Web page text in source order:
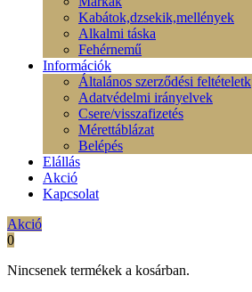
Kabátok,dzsekik,mellények
Alkalmi táska
Fehérnemű
Információk
Általános szerződési feltételetk
Adatvédelmi irányelvek
Csere/visszafizetés
Mérettáblázat
Belépés
Elállás
Akció
Kapcsolat
Akció
0
Nincsenek termékek a kosárban.